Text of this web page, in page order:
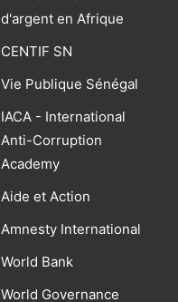
d'argent en Afrique
CENTIF SN
Vie Publique Sénégal
IACA - International
Anti-Corruption
Academy
Aide et Action
Amnesty International
World Bank
World Governance